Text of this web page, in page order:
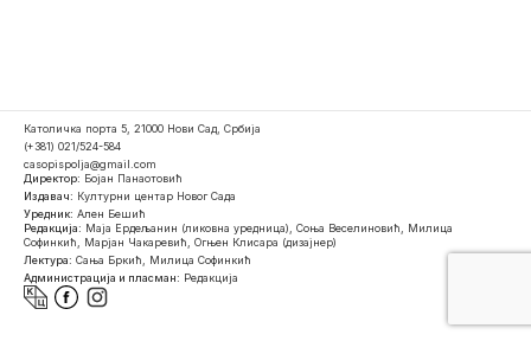
Католичка порта 5, 21000 Нови Сад, Србија
(+381) 021/524-584
casopispolja@gmail.com
Директор: Бојан Панаотовић
Издавач: Културни центар Новог Сада
Уредник: Ален Бешић
Редакција: Маја Ердељанин (ликовна уредница), Соња Веселиновић, Милица
Софинкић, Марјан Чакаревић, Огњен Клисара (дизајнер)
Лектура: Сања Бркић, Милица Софинкић
Администрација и пласман: Редакција